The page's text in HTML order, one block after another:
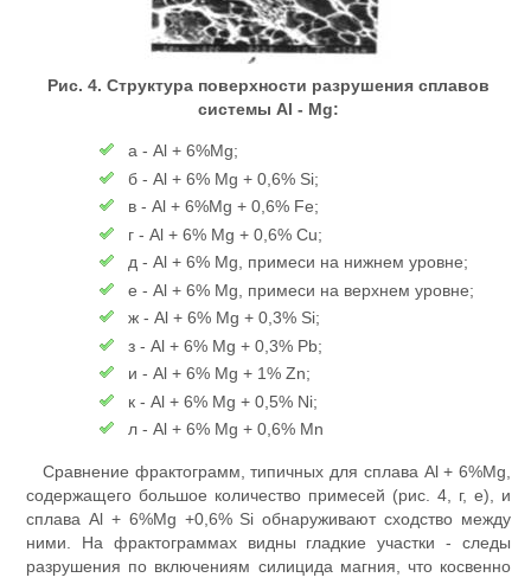
Рис. 4. Структура поверхности разрушения сплавов
системы Al - Mg:
а - Al + 6%Mg;
б - Al + 6% Mg + 0,6% Si;
в - Al + 6%Mg + 0,6% Fe;
г - Al + 6% Mg + 0,6% Cu;
д - Al + 6% Mg, примеси на нижнем уровне;
е - Al + 6% Mg, примеси на верхнем уровне;
ж - Al + 6% Mg + 0,3% Si;
з - Al + 6% Mg + 0,3% Pb;
и - Al + 6% Mg + 1% Zn;
к - Al + 6% Mg + 0,5% Ni;
л - Al + 6% Mg + 0,6% Mn
Сравнение фрактограмм, типичных для сплава Al + 6%Mg,
содержащего большое количество примесей (рис. 4, г, е), и
сплава Al + 6%Mg +0,6% Si обнаруживают сходство между
ними. На фрактограммах видны гладкие участки - следы
разрушения по включениям силицида магния, что косвенно